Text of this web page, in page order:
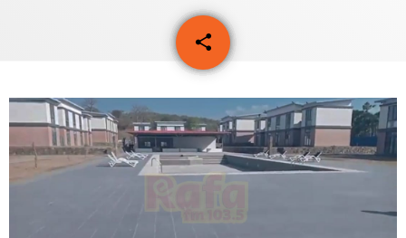
VIDEOS
EVENTOS
share
25
email